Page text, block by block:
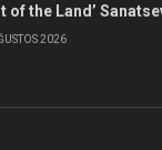
of the Land’
2026